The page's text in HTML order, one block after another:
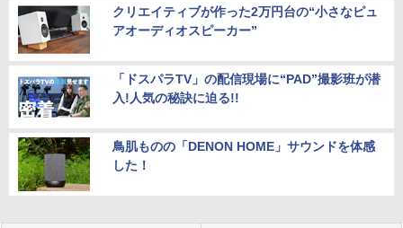
クリエイティブが作った2万円台の“小さなピュ
アオーディオスピーカー”
「ドスパラTV」の配信現場に“PAD”撮影班が潜
入!人気の秘訣に迫る!!
鳥肌ものの「DENON HOME」サウンドを体感
した！